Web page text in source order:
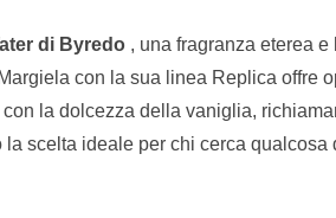
di Byredo , una fragranza eterea
con la sua linea Replica offre
la dolcezza della vaniglia,
scelta ideale per chi cerca qualcosa